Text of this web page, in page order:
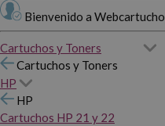
Bienvenido a Webcartucho
Cartuchos y Toners
Cartuchos y Toners
HP
HP
Cartuchos HP 21 y 22